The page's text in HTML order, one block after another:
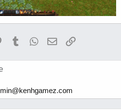
PinterestTumblrWhatsApp
EmailLink